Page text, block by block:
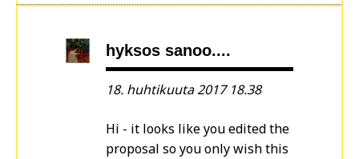
hyksos sanoo....
18. huhtikuuta 2017 18.38
Hi - it looks like you edited the
proposal so you only wish this